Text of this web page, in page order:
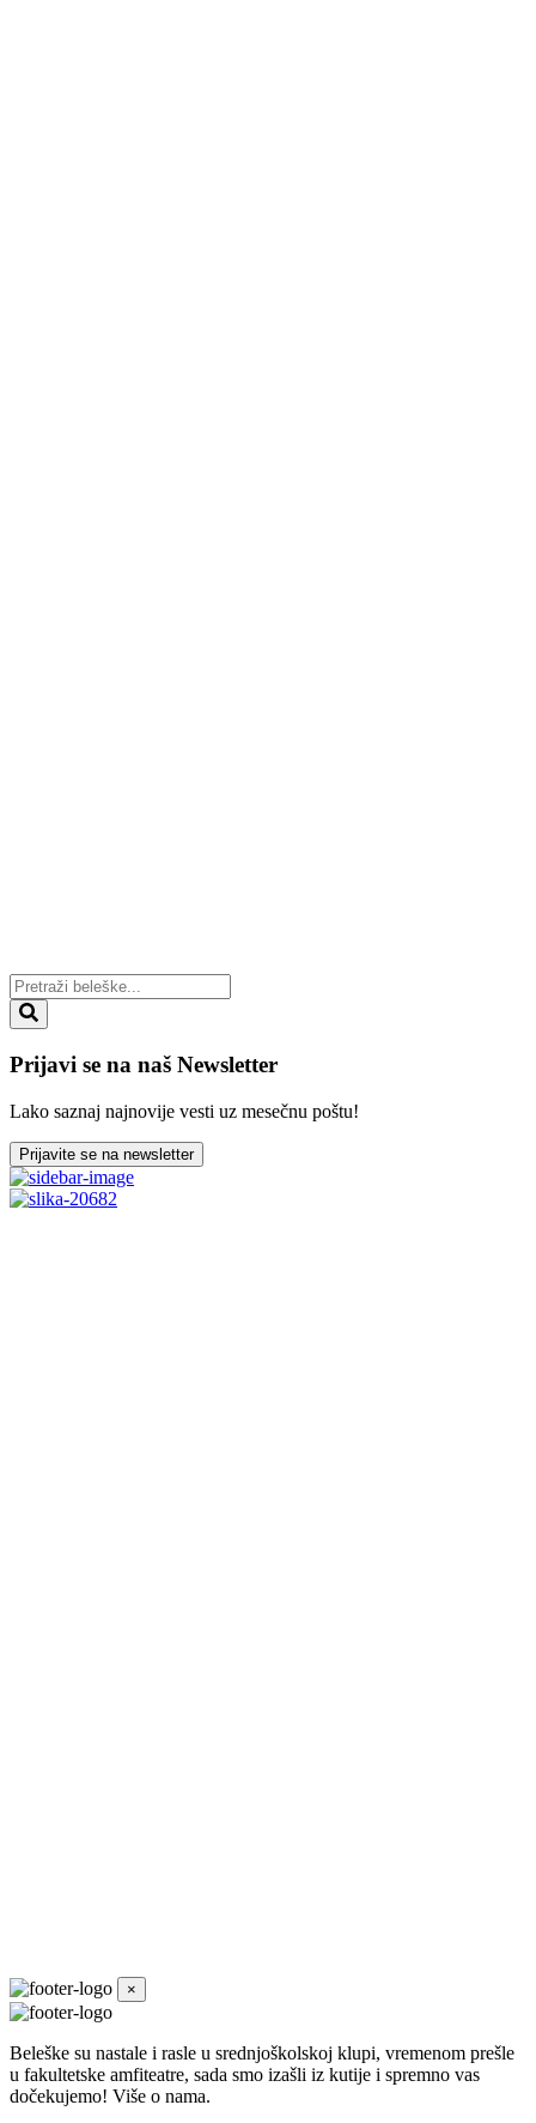
Prijavi se na naš Newsletter
Lako saznaj najnovije vesti uz mesečnu poštu!
Prijavite se na newsletter
×
Beleške su nastale i rasle u srednjoškolskoj klupi, vremenom prešle
u fakultetske amfiteatre, sada smo izašli iz kutije i spremno vas
dočekujemo! Više o nama.